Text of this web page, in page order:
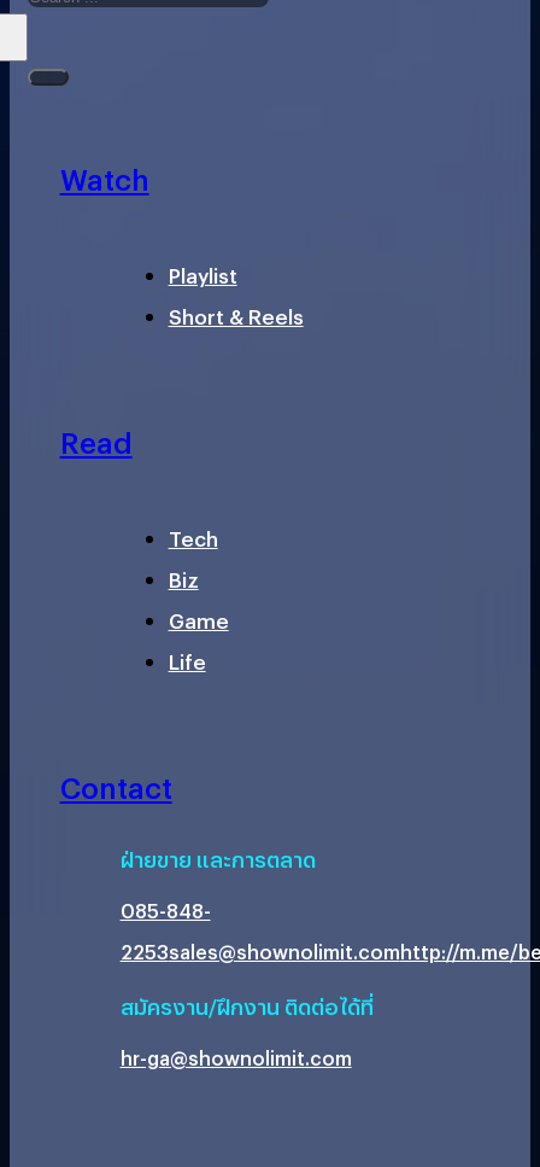
Watch
Playlist
Short & Reels
Read
Tech
Biz
Game
Life
Contact
ฝ่ายขาย และการตลาด
085-848-
2253sales@shownolimit.comhttp://m.me/
สมัครงาน/ฝึกงาน ติดต่อได้ที่
hr-ga@shownolimit.com